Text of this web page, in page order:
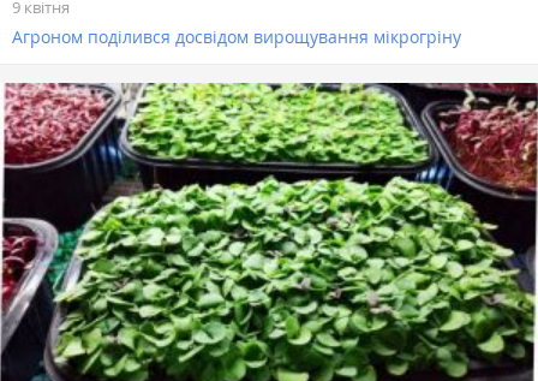
9 квітня
Агроном поділився досвідом вирощування мікрогріну